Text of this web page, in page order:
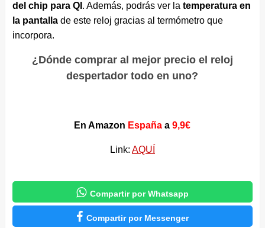
del chip para QI . Además, podrás ver la temperatura en
la pantallade este reloj gracias al termómetro que
incorpora.
¿Dónde comprar al mejor precio el reloj
despertador todo en uno?
En Amazon España a 9,9€
Link: AQUÍ
 Compartir por Whatsapp
 Compartir por Messenger